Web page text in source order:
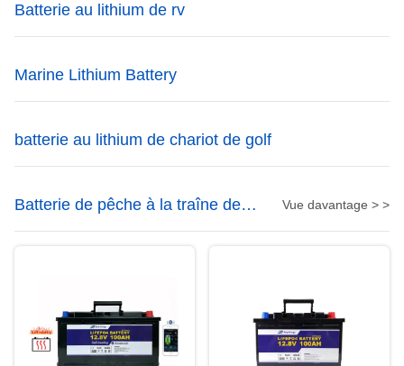
Batterie au lithium de rv
Marine Lithium Battery
batterie au lithium de chariot de golf
Batterie de pêche à la traîne de
moteur de lithium
Vue davantage > >